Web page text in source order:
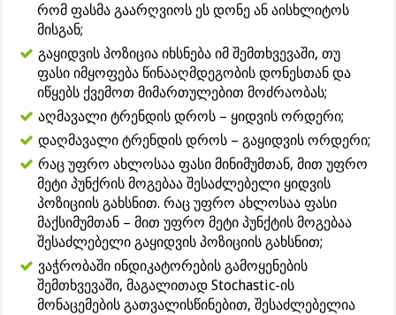
რომ ფასმა გაარღვიოს ეს დონე ან აისხლიტოს
მისგან;
გაყიდვის პოზიცია იხსნება იმ შემთხვევაში, თუ
ფასი იმყოფება წინააღმდეგობის დონესთან და
იწყებს ქვემოთ მიმართულებით მოძრაობას;
აღმავალი ტრენდის დროს – ყიდვის ორდერი;
დაღმავალი ტრენდის დროს – გაყიდვის ორდერი;
რაც უფრო ახლოსაა ფასი მინიმუმთან, მით უფრო
მეტი პუნქრის მოგებაა შესაძლებელი ყიდვის
პოზიციის გახსნით. რაც უფრო ახლოსაა ფასი
მაქსიმუმთან – მით უფრო მეტი პუნქტის მოგებაა
შესაძლებელი გაყიდვის პოზიციის გახსნით;
ვაჭრობაში ინდიკატორების გამოყენების
შემთხვევაში, მაგალითად Stochastic-ის
მონაცემების გათვალისწინებით, შესაძლებელია